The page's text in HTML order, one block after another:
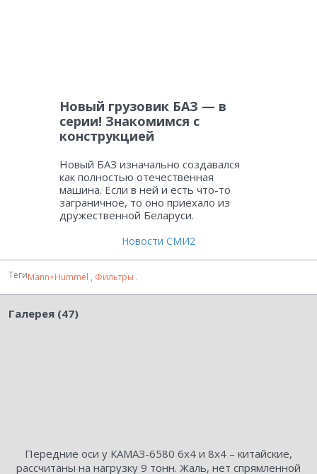
Новый грузовик БАЗ — в
серии! Знакомимся с
конструкцией
Новый БАЗ изначально создавался
как полностью отечественная
машина. Если в ней и есть что-то
заграничное, то оно приехало из
дружественной Беларуси.
Новости СМИ2
ТегиMann+Hummel , Фильтры .
Галерея (47)
Передние оси у КАМАЗ-6580 6х4 и 8х4 – китайские,
рассчитаны на нагрузку 9 тонн. Жаль, нет спрямленной